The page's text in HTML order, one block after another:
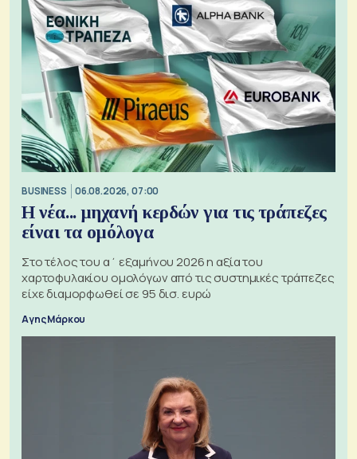
BUSINESS 06.08.2026, 07:00
Η νέα... μηχανή κερδών για τις τράπεζες
είναι τα ομόλογα
Στο τέλος του α΄ εξαμήνου 2026 η αξία του
χαρτοφυλακίου ομολόγων από τις συστημικές τράπεζες
είχε διαμορφωθεί σε 95 δισ. ευρώ
Αγης Μάρκου